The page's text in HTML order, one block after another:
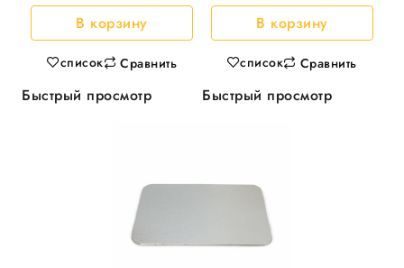
В корзину
список Сравнить
Быстрый просмотр
В корзину
список Сравнить
Быстрый просмотр